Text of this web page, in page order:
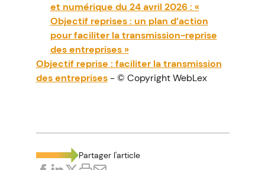
et numérique du 24 avril 2026 : «
Objectif reprises : un plan d’action
pour faciliter la transmission-reprise
des entreprises »
Objectif reprise : faciliter la transmission
des entreprises- © Copyright WebLex
Partager l'article